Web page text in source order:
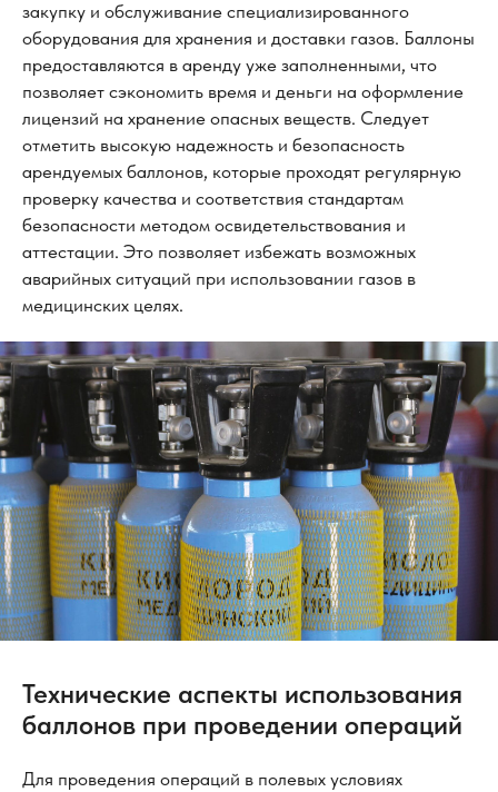
закупку и обслуживание специализированного
оборудования для хранения и доставки газов. Баллоны
предоставляются в аренду уже заполненными, что
позволяет сэкономить время и деньги на оформление
лицензий на хранение опасных веществ. Следует
отметить высокую надежность и безопасность
арендуемых баллонов, которые проходят регулярную
проверку качества и соответствия стандартам
безопасности методом освидетельствования и
аттестации. Это позволяет избежать возможных
аварийных ситуаций при использовании газов в
медицинских целях.
Технические аспекты использования
баллонов при проведении операций
Для проведения операций в полевых условиях